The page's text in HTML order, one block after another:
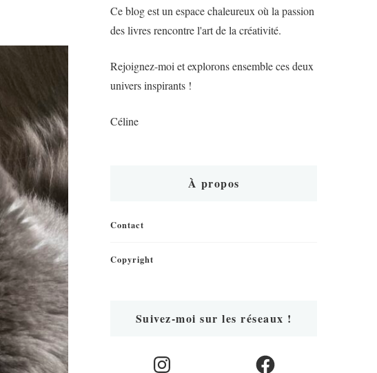
Ce blog est un espace chaleureux où la passion
des livres rencontre l'art de la créativité.
Rejoignez-moi et explorons ensemble ces deux
univers inspirants !
Céline
À propos
Contact
Copyright
Suivez-moi sur les réseaux !
Instagram Facebook